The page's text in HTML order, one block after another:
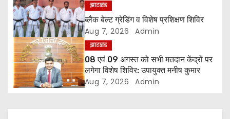
i
g
a
t
झारखंड
ब्लैक बेल्ट ग्रेडिंग व विशेष प्रशिक्षण शिविर
Aug 7, 2026 Admin
झारखंड
08 एवं 09 अगस्त को सभी मतदान केंद्रों पर
लगेगा विशेष शिविर: उपायुक्त मनीष कुमार
Aug 7, 2026 Admin